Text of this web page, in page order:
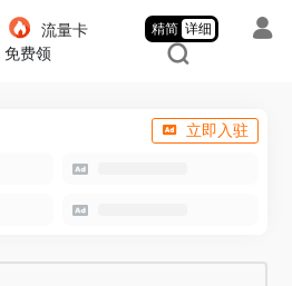
流量卡
免费领
精简 详细
立即入驻